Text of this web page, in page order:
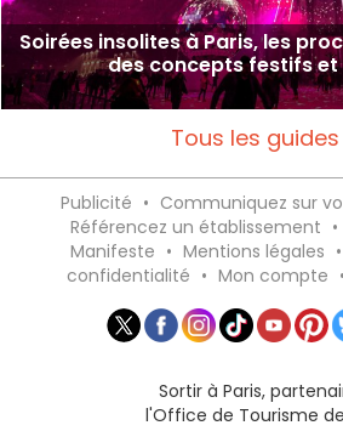
Soirées insolites à Paris, les
des concepts festifs et
Tous les
Publicité • Communiquez sur
Référencez un établissement •
Manifeste • Mentions légales •
confidentialité • Mon compte •
Sortir à Paris,
l'Office de Tourisme de